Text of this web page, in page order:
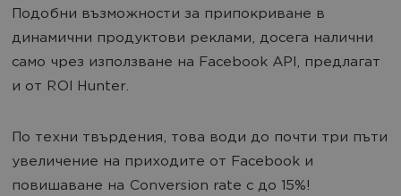
Подобни възможности за припокриване в
динамични продуктови реклами, досега налични
само чрез използване на Facebook API, предлагат
и от ROI Hunter.
По техни твърдения, това води до почти три пъти
увеличение на приходите от Facebook и
повишаване на Сonversion rate с до 15%!